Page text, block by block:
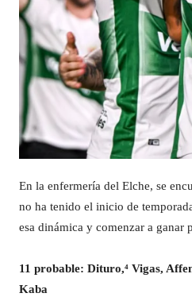
En la enfermería del Elche, se
no ha tenido el inicio de
esa dinámica y comenzar a ganar
11 probable: Dituro,⁴ Vigas,
Kaba